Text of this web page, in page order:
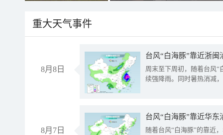
重大天气事件
8月8日
台风“白海豚”靠近浙
周末至下周初，随着台风“
续强降雨。同时暑热消减
8月7日
台风“白海豚”靠近华
随着台风“白海豚”的靠近